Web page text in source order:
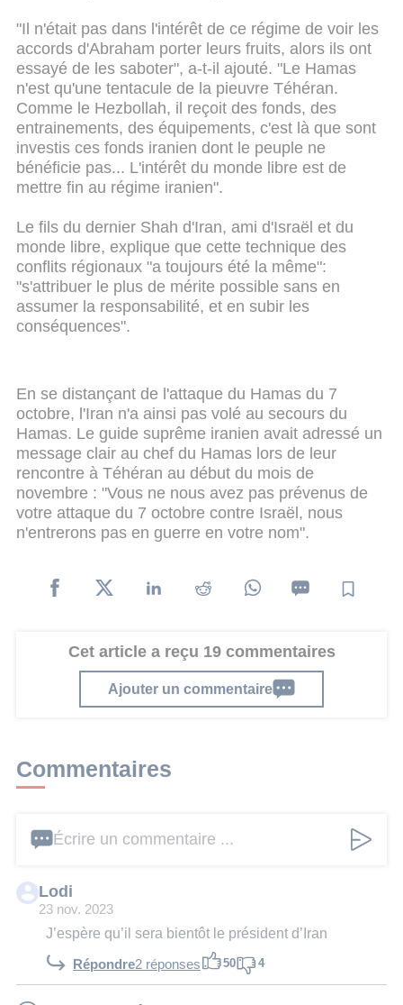
"Il n'était pas dans l'intérêt de ce régime de voir les
accords d'Abraham porter leurs fruits, alors ils ont
essayé de les saboter", a-t-il ajouté. "Le Hamas
n'est qu'une tentacule de la pieuvre Téhéran.
Comme le Hezbollah, il reçoit des fonds, des
entrainements, des équipements, c'est là que sont
investis ces fonds iranien dont le peuple ne
bénéficie pas... L'intérêt du monde libre est de
mettre fin au régime iranien".
Le fils du dernier Shah d'Iran, ami d'Israël et du
monde libre, explique que cette technique des
conflits régionaux "a toujours été la même":
"s'attribuer le plus de mérite possible sans en
assumer la responsabilité, et en subir les
conséquences".
En se distançant de l'attaque du Hamas du 7
octobre, l'Iran n'a ainsi pas volé au secours du
Hamas. Le guide suprême iranien avait adressé un
message clair au chef du Hamas lors de leur
rencontre à Téhéran au début du mois de
novembre : "Vous ne nous avez pas prévenus de
votre attaque du 7 octobre contre Israël, nous
n'entrerons pas en guerre en votre nom".
Cet article a reçu 19 commentaires
Ajouter un commentaire
Commentaires
Écrire un commentaire ...
Lodi
23 nov. 2023
J’espère qu’il sera bientôt le président d’Iran
Répondre2 réponses 50 4